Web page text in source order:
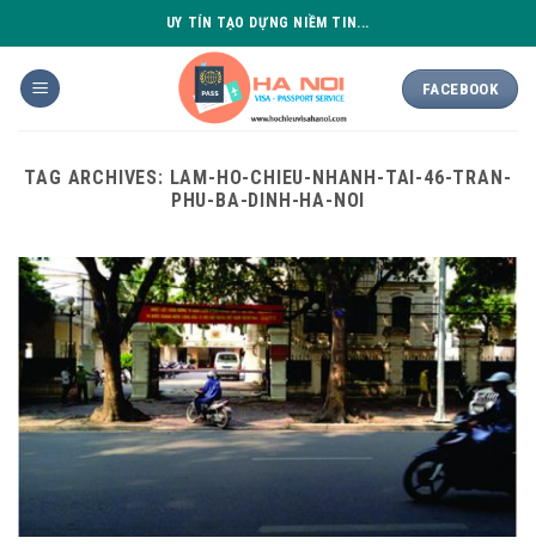
to
content
UY TÍN TẠO DỰNG NIỀM TIN...
FACEBOOK
TAG ARCHIVES: LAM-HO-CHIEU-NHANH-TAI-46-TRAN-
PHU-BA-DINH-HA-NOI